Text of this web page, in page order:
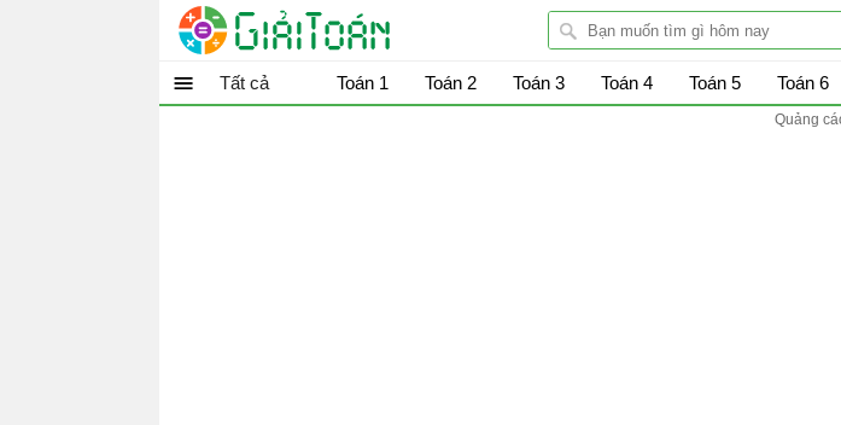
Tất cả Toán 1 Toán 2 Toán 3 Toán 4 Toán 5 Toán 6